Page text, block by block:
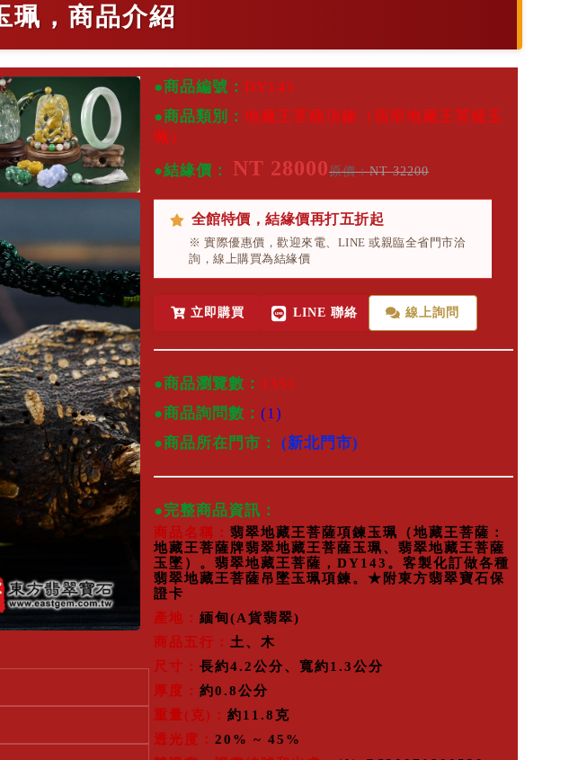
珮，商品介紹
●商品編號： DY143
●商品類別： 地藏王菩薩項鍊（翡翠地藏王菩薩玉
珮）
●結緣價：
NT 28000原價：NT 32200
全館特價，結緣價再打五折起
※ 實際優惠價，歡迎來電、LINE 或親臨全省門市洽
詢，線上購買為結緣價
立即購買 LINE 聯絡 線上詢問
●商品瀏覽數： 1351
●商品詢問數： (1)
●商品所在門市：
(新北門市)
●完整商品資訊：
商品名稱： 翡翠地藏王菩薩項鍊玉珮（地藏王菩薩：
地藏王菩薩牌翡翠地藏王菩薩玉珮、翡翠地藏王菩薩
玉墜）。翡翠地藏王菩薩，DY143。客製化訂做各種
翡翠地藏王菩薩吊墜玉珮項鍊。★附東方翡翠寶石保
證卡
產地： 緬甸(A貨翡翠)
商品五行： 土、木
尺寸： 長約4.2公分、寬約1.3公分
厚度： 約0.8公分
重量(克)： 約11.8克
透光度： 20% ~ 45%